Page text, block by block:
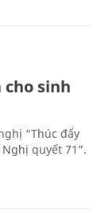
sinh
“Thúc đẩy
quyết 71”.